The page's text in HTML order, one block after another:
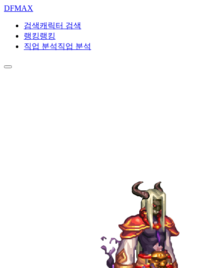
DFMAX
검색캐릭터 검색
랭킹랭킹
직업 분석직업 분석